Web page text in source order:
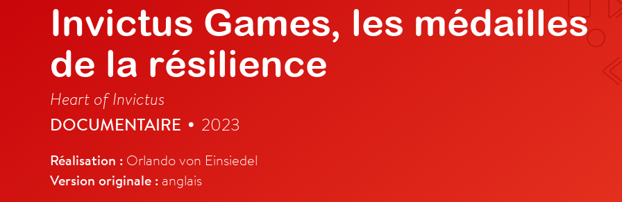
Invictus Games, les médailles
de la résilience
Heart of Invictus
DOCUMENTAIRE • 2023
Réalisation : Orlando von Einsiedel
Version originale : anglais